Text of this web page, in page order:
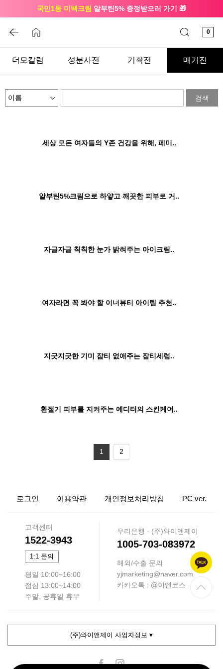
국민1등 미백크림 알부틴5% 증정받으러 가기 🎁
0
더모칼럼 성분사전 기획전 매거진
검색
세상 모든 여자들의 Y존 건강을 위해, 페미..
알부틴5%크림으로 하얗고 깨끗한 피부로 거..
자글자글 칙칙한 눈가 밝혀주는 아이크림..
여자라면 꼭 봐야 할 이너뷰티 아이템 추천..
지긋지긋한 기미 잡티 없애주는 잡티세럼..
환절기 피부를 지켜주는 에디터의 스킨케어..
1 2
로그인 이용약관 개인정보처리방침 PC ver.
고객센터
1522-3943
1:1 문의
평일 10:00~16:00
점심 13:00~14:00
주말, 공휴일 휴무
우리은행 · (주)와이앤제이
1005-703-083972
해외/수출 문의
yjmarketing@naver.com
카카오톡 : @이엔코스
(주)와이앤제이 사업자정보 ▾